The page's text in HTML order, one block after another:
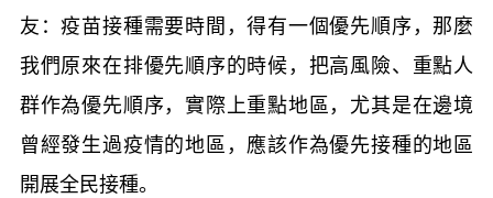
友：疫苗接種需要時間，得有一個優先順序，那麼
我們原來在排優先順序的時候，把高風險、重點人
群作為優先順序，實際上重點地區，尤其是在邊境
曾經發生過疫情的地區，應該作為優先接種的地區
開展全民接種。